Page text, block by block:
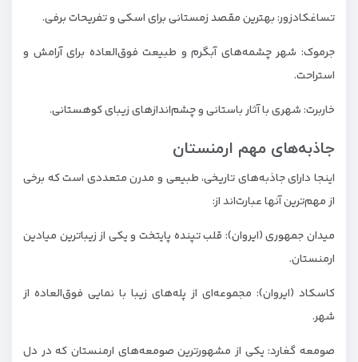
تساغکادزور: بهترین مقصد زمستانی برای اسکی و تفریحات برفی.
جرموک: شهر چشمه‌های آبگرم و طبیعت فوق‌العاده برای آرامش و
استراحت.
خاربرت: شهری با آثار باستانی و چشم‌اندازهای زیبای کوهستانی.
جاذبه‌های مهم ارمنستان
اینجا دارای جاذبه‌های تاریخی، طبیعی و مدرن متعددی است که برخی
از مهم‌ترین آنها عبارت‌اند از:
میدان جمهوری (ایروان): قلب تپنده پایتخت و یکی از زیباترین میادین
ارمنستان.
کاسکاد (ایروان): مجموعه‌ای از پله‌های زیبا با نمایی فوق‌العاده از
شهر.
صومعه گغارد: یکی از مشهورترین صومعه‌های ارمنستان که در دل